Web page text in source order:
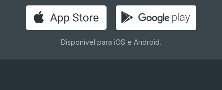
Disponível para iOS e Android.